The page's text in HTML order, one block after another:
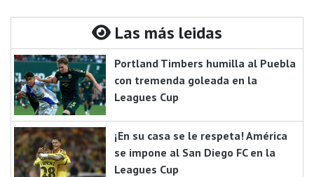
Las más leidas
Portland Timbers humilla al Puebla
con tremenda goleada en la
Leagues Cup
¡En su casa se le respeta! América
se impone al San Diego FC en la
Leagues Cup